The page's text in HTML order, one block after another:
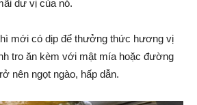
dư vị của nó.
mới có dịp để thưởng thức hương vị
tro ăn kèm với mật mía hoặc đường
nên ngọt ngào, hấp dẫn.